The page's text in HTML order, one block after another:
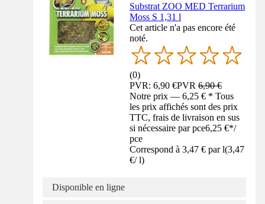
Substrat ZOO MED Terrarium
Moss S 1,31 l
Cet article n'a pas encore été
noté.
(0)
PVR: 6,90 €PVR6,90 €
Notre prix — 6,25 € * Tous
les prix affichés sont des prix
TTC, frais de livraison en sus
si nécessaire par pce6,25 €*/
pce
Correspond à 3,47 € par l(3,47
€/ l)
Disponible en ligne